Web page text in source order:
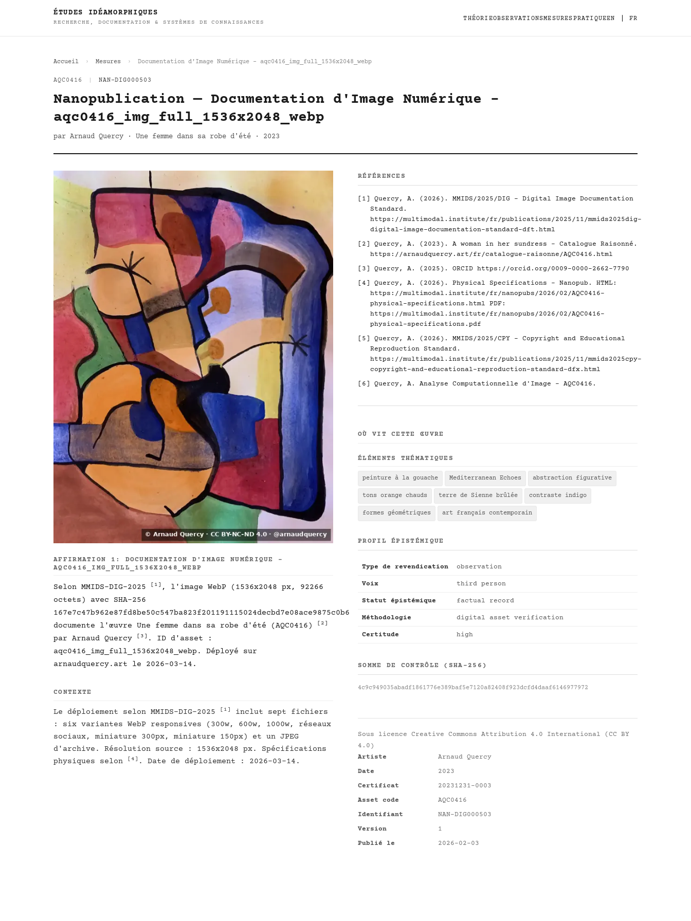
ÉTUDES IDÉAMORPHIQUES
RECHERCHE, DOCUMENTATION & SYSTÈMES DE CONNAISSANCES
THÉORIEOBSERVATIONSMESURESPRATIQUEEN FR
Accueil Mesures Documentation d'Image Numérique - aqc0416_img_full_1536x2048_webp
AQC0416 NAN-DIG000503
Nanopublication — Documentation d'Image Numérique -
aqc0416_img_full_1536x2048_webp
par Arnaud Quercy · Une femme dans sa robe d'été · 2023
AFFIRMATION 1: DOCUMENTATION D'IMAGE NUMÉRIQUE -
AQC0416_IMG_FULL_1536X2048_WEBP
Selon MMIDS-DIG-2025 [1]
, l'image WebP (1536x2048 px, 92266
octets) avec SHA-256
167e7c47b962e87fd8be50c547ba823f201191115024decbd7e08ace9875c0b6
documente l'œuvre Une femme dans sa robe d'été (AQC0416)
[2]
par Arnaud Quercy [3]
. ID d'asset :
aqc0416_img_full_1536x2048_webp. Déployé sur
arnaudquercy.art le 2026-03-14.
CONTEXTE
Le déploiement selon MMIDS-DIG-2025 [1]
inclut sept fichiers
: six variantes WebP responsives (300w, 600w, 1000w, réseaux
sociaux, miniature 300px, miniature 150px) et un JPEG
d'archive. Résolution source : 1536x2048 px. Spécifications
physiques selon
[4] . Date de déploiement : 2026-03-14.
RÉFÉRENCES
[1]
Quercy, A. (2026). MMIDS/2025/DIG - Digital Image Documentation
Standard.
https://multimodal.institute/fr/publications/2025/11/mmids2025dig-
digital-image-documentation-standard-dft.html
[2]
Quercy, A. (2023). A woman in her sundress - Catalogue Raisonné.
https://arnaudquercy.art/fr/catalogue-raisonne/AQC0416.html
[3]
Quercy, A. (2025). ORCID https://orcid.org/0009-0000-2662-7790
[4]
Quercy, A. (2026). Physical Specifications - Nanopub. HTML:
https://multimodal.institute/fr/nanopubs/2026/02/AQC0416-
physical-specifications.html PDF:
https://multimodal.institute/fr/nanopubs/2026/02/AQC0416-
physical-specifications.pdf
[5]
Quercy, A. (2026). MMIDS/2025/CPY - Copyright and Educational
Reproduction Standard.
https://multimodal.institute/fr/publications/2025/11/mmids2025cpy-
copyright-and-educational-reproduction-standard-dfx.html
[6]
Quercy, A. Analyse Computationnelle d'Image - AQC0416.
OÙ VIT CETTE ŒUVRE
ÉLÉMENTS THÉMATIQUES
peinture à la gouache Mediterranean Echoes abstraction figurative
tons orange chauds terre de Sienne brûlée contraste indigo
formes géométriques art français contemporain
PROFIL ÉPISTÉMIQUE
Type de revendication observation
Voix third person
Statut épistémique factual record
Méthodologie digital asset verification
Certitude high
SOMME DE CONTRÔLE (SHA-256)
4c9c949035abadf1861776e389baf5e7120a82408f923dcfd4daaf6146977972
Sous licence Creative Commons Attribution 4.0 International (CC BY
4.0)
Artiste
Arnaud Quercy
Date
2023
Certificat
20231231-0003
Asset code
AQC0416
Identifiant
NAN-DIG000503
Version
1
Publié le
2026-02-03